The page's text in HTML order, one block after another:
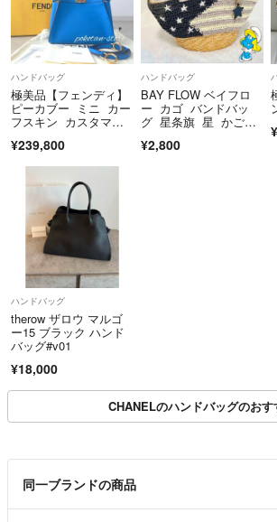
ハンドバッグ
極美品【フェンディ】
ピーカブー ミニ カー
フスキン カスタマイ
¥239,800
ハンドバッグ
BAY FLOW ベイフロ
ー カゴ バンドバッ
グ 星条旗 星 かごバ
¥2,800
ハンドバッグ
therow ザロウ マルゴ
ー15 ブラック ハンド
バッグ#v01
¥18,000
CHANELのハンドバッグのおす
同一ブランドの商品